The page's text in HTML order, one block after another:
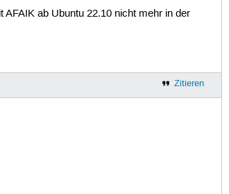
ab Ubuntu 22.10 nicht mehr in der
Zitieren